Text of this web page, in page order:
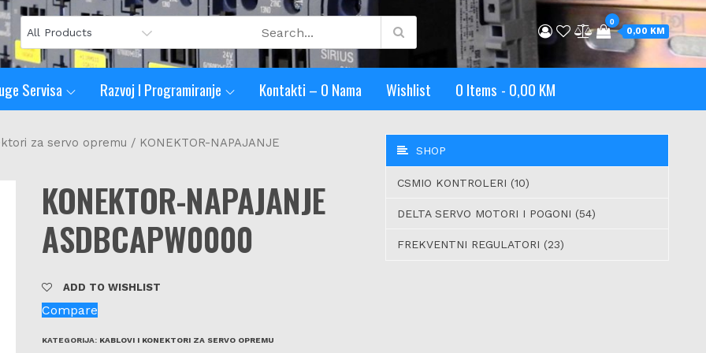
0
0,00 KM
Servisa Razvoj I Programiranje Kontakti – O Nama Wishlist 0 Items 0,00 KM
za servo opremu / KONEKTOR-NAPAJANJE
KONEKTOR-NAPAJANJE
ASDBCAPW0000
ADD TO WISHLIST
Compare
KATEGORIJA: KABLOVI I KONEKTORI ZA SERVO OPREMU
SHOP
CSMIO KONTROLERI (10)
DELTA SERVO MOTORI I POGONI (54)
FREKVENTNI REGULATORI (23)